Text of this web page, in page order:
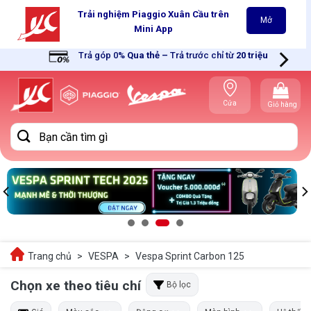
content
Trải nghiệm Piaggio Xuân Cầu trên
Mini App
Mở
Trả góp 0% Qua thẻ – Trả trước chỉ từ 20 triệu
Cửa
hàng gần
bạn
Giỏ hàng
Tìm
kiếm:
Trang chủ > VESPA > Vespa Sprint Carbon 125
Chọn xe theo tiêu chí Bộ lọc